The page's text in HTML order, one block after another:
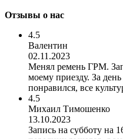
Отзывы о нас
4.5
Валентин
02.11.2023
Менял ремень ГРМ.
моему приезду. За
понравился, все
4.5
Михаил Тимошенко
13.10.2023
Запись на субботу на